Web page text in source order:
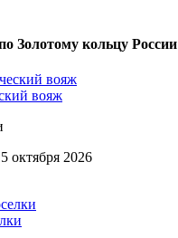
Золотому кольцу России
вояж
октября 2026